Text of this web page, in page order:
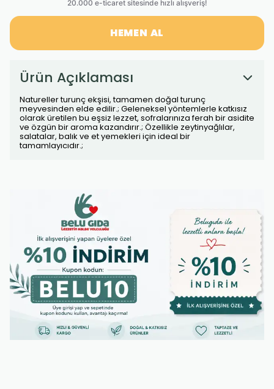
HEMEN AL
Ürün Açıklaması
Natureller turunç ekşisi, tamamen doğal turunç
meyvesinden elde edilir.; Geleneksel yöntemlerle katkısız
olarak üretilen bu eşsiz lezzet, sofralarınıza ferah bir asidite
ve özgün bir aroma kazandırır.; Özellikle zeytinyağlılar,
salatalar, balık ve et yemekleri için ideal bir
tamamlayıcıdır.;